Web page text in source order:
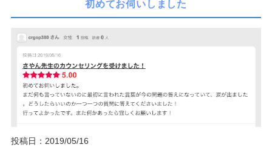
初めてお伺いしました
投稿日：2019/05/16